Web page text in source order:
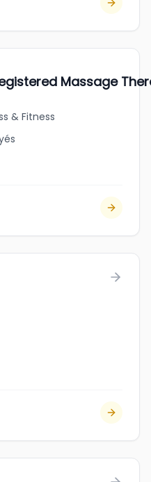
Massage
& Fitness